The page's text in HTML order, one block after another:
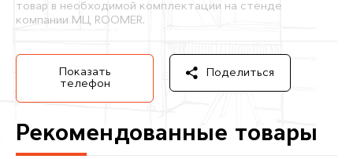
товар в необходимой комплектации на стенде
компании МЦ ROOMER.
Показать
телефон
Поделиться
Рекомендованные товары